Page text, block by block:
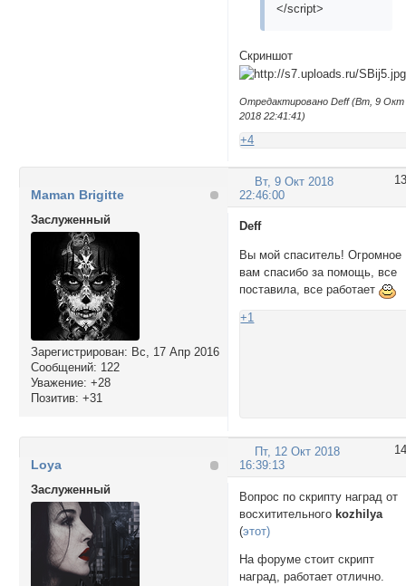
</script>
Скриншот
Отредактировано Deff (Вт, 9 Окт
2018 22:41:41)
+4
13
Вт, 9 Окт 2018
22:46:00
Maman Brigitte
Заслуженный
Зарегистрирован: Вс, 17 Апр 2016
Сообщений: 122
Уважение: +28
Позитив: +31
Deff
Вы мой спаситель! Огромное
вам спасибо за помощь, все
поставила, все работает
+1
14
Пт, 12 Окт 2018
16:39:13
Lоya
Заслуженный
Вопрос по скрипту наград от
восхитительного kozhilya
(этот)
На форуме стоит скрипт
наград, работает отлично.